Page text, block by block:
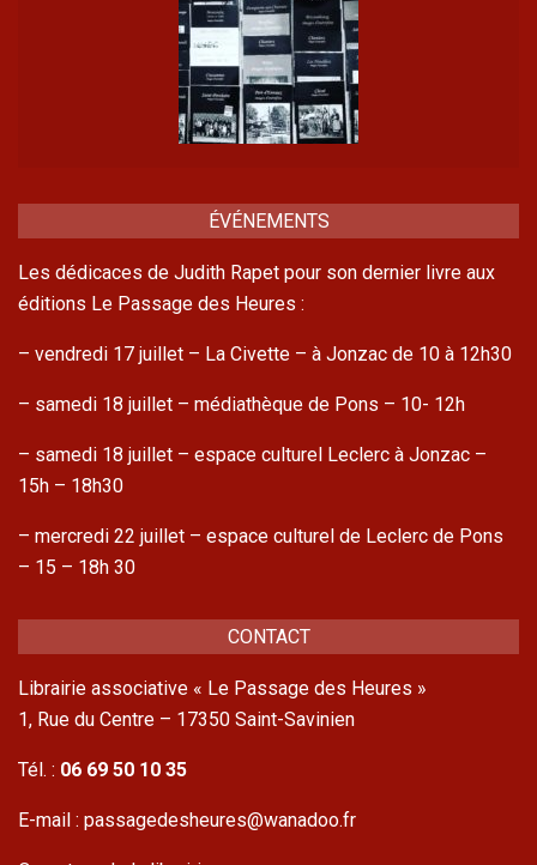
ÉVÉNEMENTS
Les dédicaces de Judith Rapet pour son dernier livre aux
éditions Le Passage des Heures :
– vendredi 17 juillet – La Civette – à Jonzac de 10 à 12h30
– samedi 18 juillet – médiathèque de Pons – 10- 12h
– samedi 18 juillet – espace culturel Leclerc à Jonzac –
15h – 18h30
– mercredi 22 juillet – espace culturel de Leclerc de Pons
– 15 – 18h 30
CONTACT
Librairie associative « Le Passage des Heures »
1, Rue du Centre – 17350 Saint-Savinien
Tél. : 06 69 50 10 35
E-mail : passagedesheures@wanadoo.fr